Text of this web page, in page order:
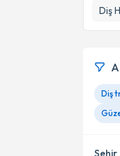
Diş
Diş
Şehir